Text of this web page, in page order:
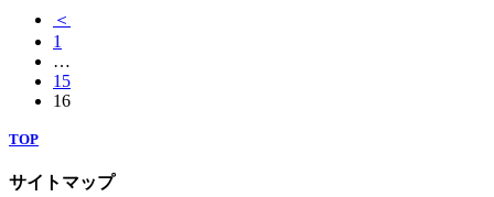
＜
1
…
15
16
TOP
サイトマップ